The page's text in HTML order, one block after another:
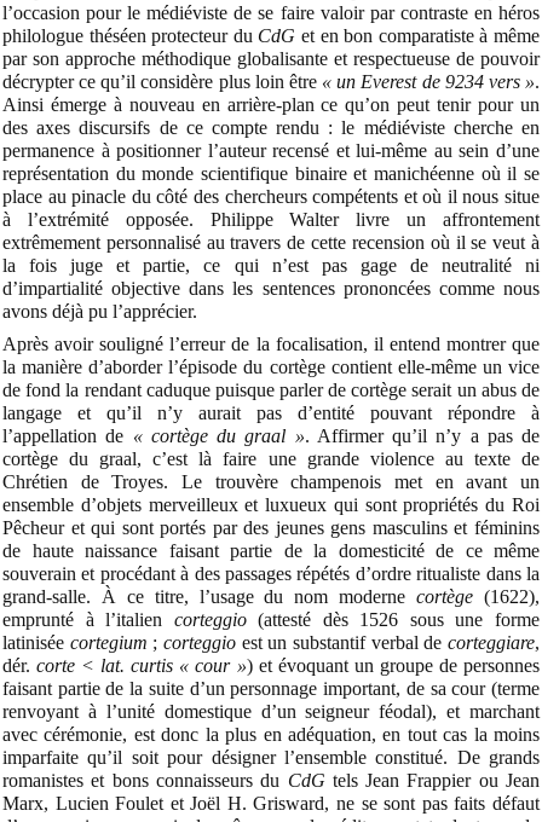
l’occasion pour le médiéviste de se faire valoir par contraste en héros
philologue théséen protecteur du CdG et en bon comparatiste à même
par son approche méthodique globalisante et respectueuse de pouvoir
décrypter ce qu’il considère plus loin être « un Everest de 9234 vers ».
Ainsi émerge à nouveau en arrière-plan ce qu’on peut tenir pour un
des axes discursifs de ce compte rendu : le médiéviste cherche en
permanence à positionner l’auteur recensé et lui-même au sein d’une
représentation du monde scientifique binaire et manichéenne où il se
place au pinacle du côté des chercheurs compétents et où il nous situe
à l’extrémité opposée. Philippe Walter livre un affrontement
extrêmement personnalisé au travers de cette recension où il se veut à
la fois juge et partie, ce qui n’est pas gage de neutralité ni
d’impartialité objective dans les sentences prononcées comme nous
avons déjà pu l’apprécier.
Après avoir souligné l’erreur de la focalisation, il entend montrer que
la manière d’aborder l’épisode du cortège contient elle-même un vice
de fond la rendant caduque puisque parler de cortège serait un abus de
langage et qu’il n’y aurait pas d’entité pouvant répondre à
l’appellation de « cortège du graal ». Affirmer qu’il n’y a pas de
cortège du graal, c’est là faire une grande violence au texte de
Chrétien de Troyes. Le trouvère champenois met en avant un
ensemble d’objets merveilleux et luxueux qui sont propriétés du Roi
Pêcheur et qui sont portés par des jeunes gens masculins et féminins
de haute naissance faisant partie de la domesticité de ce même
souverain et procédant à des passages répétés d’ordre ritualiste dans la
grand-salle. À ce titre, l’usage du nom modernecortège(1622),
emprunté à l’italien corteggio(attesté dès 1526 sous une forme
latinisée cortegium ;corteggio est un substantif verbal decorteggiare,
dér. corte < lat. curtis « cour ») et évoquant un groupe de personnes
faisant partie de la suite d’un personnage important, de sa cour (terme
renvoyant à l’unité domestique d’un seigneur féodal), et marchant
avec cérémonie, est donc la plus en adéquation, en tout cas la moins
imparfaite qu’il soit pour désigner l’ensemble constitué. De grands
romanistes et bons connaisseurs du CdG tels Jean Frappier ou Jean
Marx, Lucien Foulet et Joël H. Grisward, ne se sont pas faits défaut